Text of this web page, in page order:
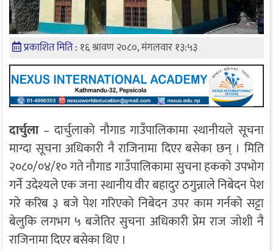
प्रकाशित मिति : १६ श्रावण २०८०, मंगलवार १३:५३
दार्चुला– दार्चुलाको नौगाड गाउँपालिकामा स्थानीयले सूचना
माग्दा सूचना अधिकारी नै राजिनामा दिएर बसेका छन् । मिति
२०८०/०४/१० गते नौगाड गाउँपालिकामा सुचना हकको उपभोग
गर्ने उदेश्यले एक जना स्थानीय वीर बहादुर ठगुन्नाले निबेदन पेश
गरे करिब ३ बजे पेश गरिएको निबेदन उपर काम गर्नको सट्टा
बेलुकि लगभग ५ बजेतिर सुचना अधिकारी प्रेम राज जोशी नै
राजिनामा दिएर बसेका थिए ।